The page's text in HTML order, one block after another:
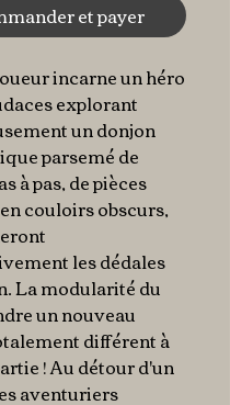
et payer
incarne un héro
explorant
un donjon
parsemé de
à pas, de pièces
couloirs obscurs,
les dédales
La modularité du
un nouveau
différent à
! Au détour d'un
aventuriers